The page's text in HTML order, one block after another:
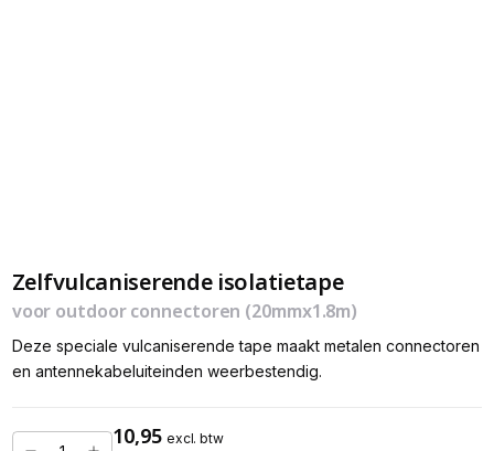
Zelfvulcaniserende isolatietape
voor outdoor connectoren (20mmx1.8m)
Deze speciale vulcaniserende tape maakt metalen connectoren
en antennekabeluiteinden weerbestendig.
10,95 excl. btw